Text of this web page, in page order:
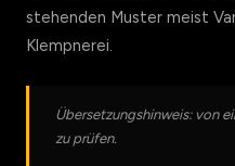
stehenden Muster meist
Klempnerei.
Übersetzungshinweis: von
zu prüfen.